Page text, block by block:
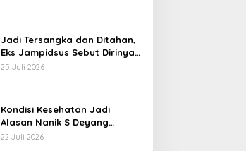
Jadi Tersangka dan Ditahan,
Eks Jampidsus Sebut Dirinya
Korban Kriminalisasi
25 Juli 2026
Kondisi Kesehatan Jadi
Alasan Nanik S Deyang
Mundur dari BGN, Prabowo
22 Juli 2026